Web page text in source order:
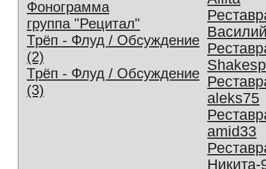
Фонограмма
группа "Рецитал"
Трёп - Флуд / Обсуждение
(2)
Трёп - Флуд / Обсуждение
(3)
aleks75
amid33
Никита-